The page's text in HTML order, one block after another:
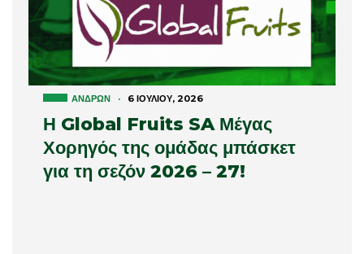
ΑΝΔΡΏΝ · 6 ΙΟΥΛΊΟΥ, 2026
Η Global Fruits SA Μέγας
Χορηγός της ομάδας μπάσκετ
για τη σεζόν 2026 – 27!